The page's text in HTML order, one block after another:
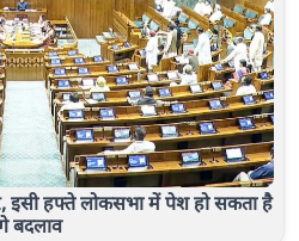
इसी हफ्ते लोकसभा में पेश हो सकता है
बदलाव